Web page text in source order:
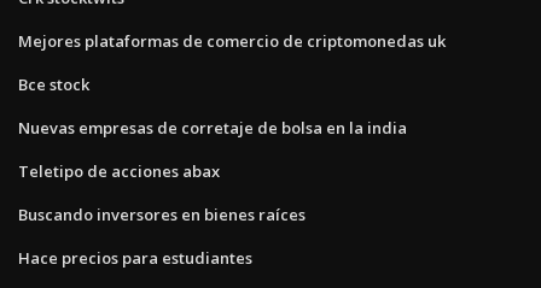
Mejores plataformas de comercio de criptomonedas uk
Bce stock
Nuevas empresas de corretaje de bolsa en la india
Teletipo de acciones abax
Buscando inversores en bienes raíces
Hace precios para estudiantes